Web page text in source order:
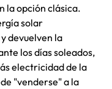
la opción clásica.
solar
devuelven la
los días soleados,
electricidad de la
"venderse" a la